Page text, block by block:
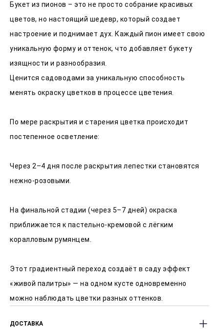
Букет из пионов – это не просто собрание красивых
цветов, но настоящий шедевр, который создает
настроение и поднимает дух. Каждый пион имеет свою
уникальную форму и оттенок, что добавляет букету
изящности и разнообразия.
Ценится садоводами за уникальную способность
менять окраску цветков в процессе цветения.
По мере раскрытия и старения цветка происходит
постепенное осветление:
Через 2–4 дня после раскрытия лепестки становятся
нежно‑розовыми.
На финальной стадии (через 5–7 дней) окраска
приближается к пастельно‑кремовой с лёгким
коралловым румянцем.
Этот градиентный переход создаёт в саду эффект
«живой палитры» — на одном кусте одновременно
можно наблюдать цветки разных оттенков.
ДОСТАВКА